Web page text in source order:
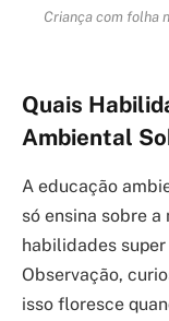
Criança com folha
Quais
Ambiental
A educação
só ensina sobre
habilidades
Observação,
isso floresce